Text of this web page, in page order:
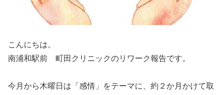
こんにちは。
南浦和駅前 町田クリニックのリワーク報告です。
今月から木曜日は「感情」をテーマに、約２か月かけて取